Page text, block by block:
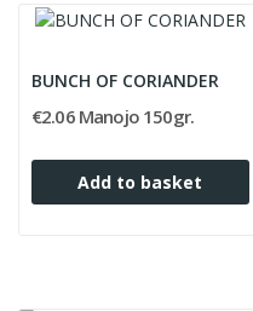
BUNCH OF CORIANDER
€2.06 Manojo 150gr.
Add to basket